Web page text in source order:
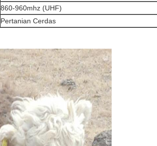
860-960mhz (UHF)
Pertanian Cerdas